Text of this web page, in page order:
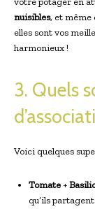
nuisibles, et même
elles sont vos
harmonieux !
3. Quels
Voici quelques
Tomate+
qu’ils